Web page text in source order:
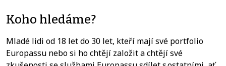
Koho hledáme?
Mladé lidi od 18 let do 30 let, kteří mají své portfolio
Europassu nebo si ho chtějí založit a chtějí své